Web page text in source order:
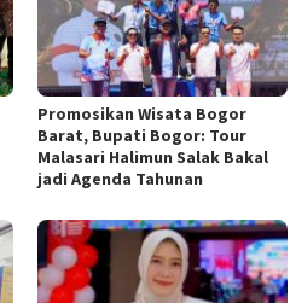
Promosikan Wisata Bogor
Barat, Bupati Bogor: Tour
Malasari Halimun Salak Bakal
jadi Agenda Tahunan